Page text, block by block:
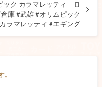
ク カラマレッティ ロ
#武雄 #オリムピック
ラマレッティ #エギング
。